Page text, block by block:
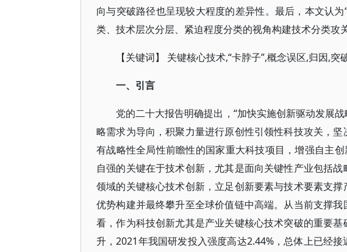
向与突破路径也呈现较大程度的差异性。最后，本文认
类、技术层次分层、紧迫程度分类的视角构建技术分类攻
【关键词】 关键核心技术,“卡脖子”,概念误区,归因,突
一、引言
党的二十大报告明确提出，“加快实施创新驱动发展
略需求为导向，积聚力量进行原创性引领性科技攻关，
有战略性全局性前瞻性的国家重大科技项目，增强自主
自强的关键在于技术创新，尤其是面向关键性产业包括
领域的关键核心技术创新，立足创新要素与技术要素支
优势构建并最终攀升至全球价值链中高端。从当前支撑
看，作为科技创新尤其是产业关键核心技术突破的重要
升，2021年我国研发投入强度高达2.44%，总体上已经